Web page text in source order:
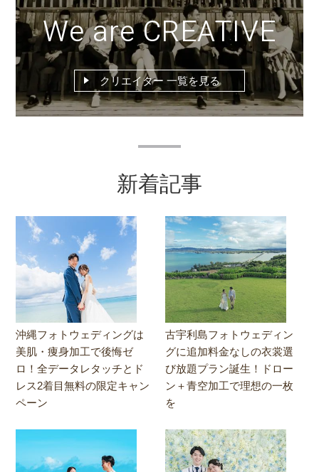
We are CREATIVE
クリエイター 一覧を見る
新着記事
沖縄フォトウェディングは
美肌・痩身加工で後悔ゼ
ロ！全データレタッチとド
レス2着目無料の限定キャン
ペーン
古宇利島フォトウェディン
グに追加料金なしの衣裳選
び放題プラン誕生！ドロー
ン＋青空加工で理想の一枚
を